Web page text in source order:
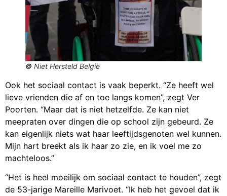
© Niet Hersteld België
Ook het sociaal contact is vaak beperkt. “Ze heeft wel
lieve vrienden die af en toe langs komen”, zegt Ver
Poorten. “Maar dat is niet hetzelfde. Ze kan niet
meepraten over dingen die op school zijn gebeurd. Ze
kan eigenlijk niets wat haar leeftijdsgenoten wel kunnen.
Mijn hart breekt als ik haar zo zie, en ik voel me zo
machteloos.”
“Het is heel moeilijk om sociaal contact te houden”, zegt
de 53-jarige Mareille Marivoet. “Ik heb het gevoel dat ik